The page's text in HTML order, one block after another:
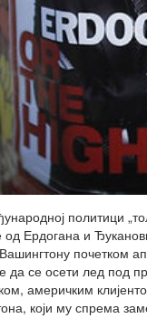
политици
Ердогана и
почетком
да се осети лед под
америчким
који му спрема